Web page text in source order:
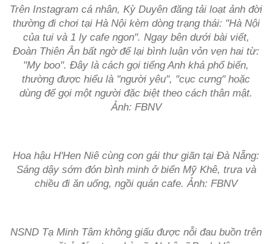
Trên Instagram cá nhân, Kỳ Duyên đăng tải loạt ảnh đời
thường đi chơi tại Hà Nội kèm dòng trạng thái: "Hà Nội
của tui và 1 ly cafe ngon". Ngay bên dưới bài viết,
Đoàn Thiên Ân bất ngờ để lại bình luận vỏn vẹn hai từ:
"My boo". Đây là cách gọi tiếng Anh khá phổ biến,
thường được hiểu là "người yêu", "cục cưng" hoặc
dùng để gọi một người đặc biệt theo cách thân mật.
Ảnh: FBNV
Hoa hậu H'Hen Niê cùng con gái thư giãn tại Đà Nẵng:
Sáng dậy sớm đón bình minh ở biển Mỹ Khê, trưa và
chiều đi ăn uống, ngồi quán cafe. Ảnh: FBNV
NSND Tạ Minh Tâm không giấu được nỗi đau buồn trên